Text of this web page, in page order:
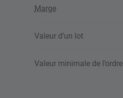
Marge
Valeur d’un lot
Valeur minimale de l’ordre